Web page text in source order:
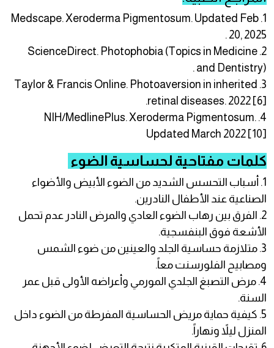
1. Medscape. Xeroderma Pigmentosum. Updated Feb
20, 2025 .
2. ScienceDirect. Photophobia (Topics in Medicine
and Dentistry) .
3. Taylor & Francis Online. Photoaversion in inherited
retinal diseases. 2022 [6].
4. NIH/MedlinePlus. Xeroderma Pigmentosum.
Updated March 2022 [10]
كلمات مفتاحية لحساسية الضوء
1. أسباب التحسس الشديد من الضوء الأبيض والأضواء
الصناعية عند الأطفال النادرين.
2. الفرق بين رهاب الضوء العادي والمرض النادر عدم تحمل
الأشعة فوق البنفسجية.
3. متلازمة حساسية الجلد والعينين من ضوء الشمس
ومصابيح الفلورسنت معاً.
4. مرض التصبغ الجلدي المورمي وأعراضه الأولى قبل عمر
السنة.
5. كيفية حماية مريض الحساسية المفرطة من الضوء داخل
المنزل ليلاً ونهاراً.